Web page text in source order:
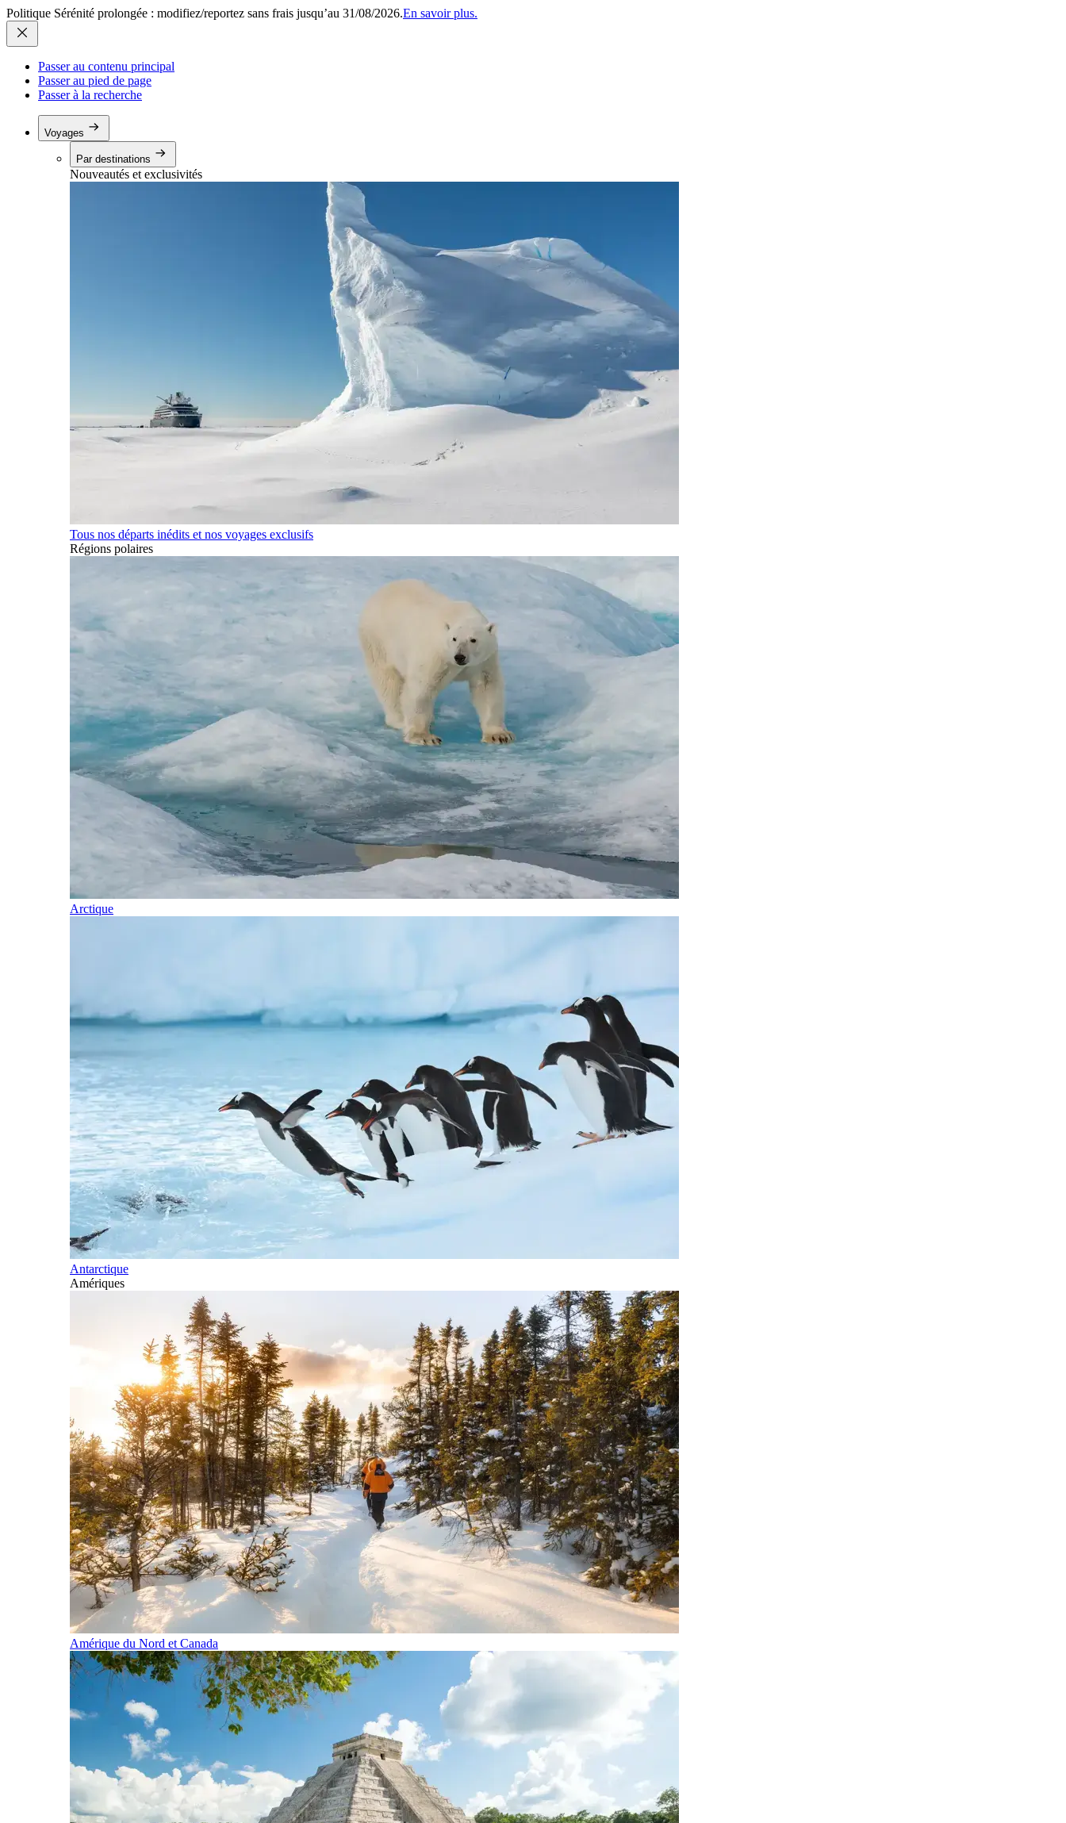
Politique Sérénité prolongée : modifiez/reportez sans frais jusqu’au 31/08/2026.En savoir plus.
Passer au contenu principal
Passer au pied de page
Passer à la recherche
Voyages
Par destinations
Nouveautés et exclusivités
Tous nos départs inédits et nos voyages exclusifs
Régions polaires
Arctique
Antarctique
Amériques
Amérique du Nord et Canada